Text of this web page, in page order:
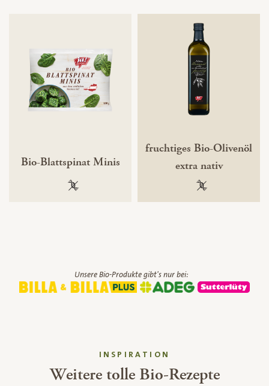
Bio-Blattspinat Minis
100 % gentechnikfrei
fruchtiges Bio-Olivenöl
extra nativ
100 %
Unsere Bio-Produkte gibt's nur bei:
INSPIRATION
Weitere tolle Bio-Rezepte